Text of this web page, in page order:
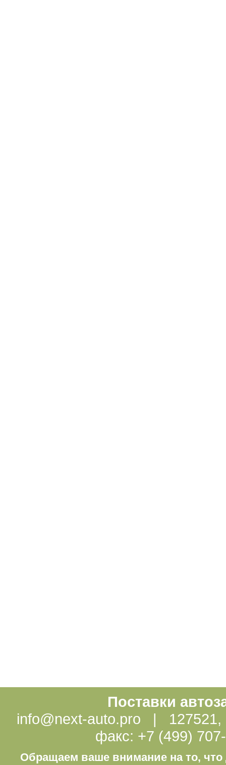
Поставки
info@next-auto.pro | 127521,
факс: +7 (499)
Обращаем ваше внимание на то,